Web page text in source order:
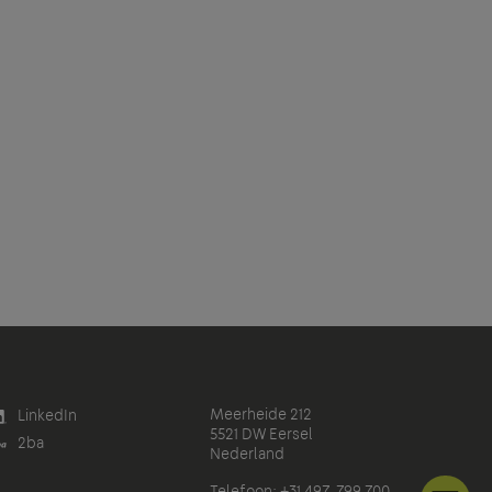
LinkedIn
2ba
Meerheide 212
5521 DW Eersel
Nederland